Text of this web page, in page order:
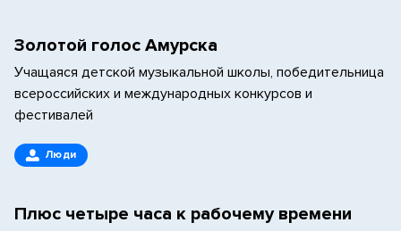
Золотой голос Амурска
Учащаяся детской музыкальной школы, победительница
всероссийских и международных конкурсов и
фестивалей
Люди
Плюс четыре часа к рабочему времени